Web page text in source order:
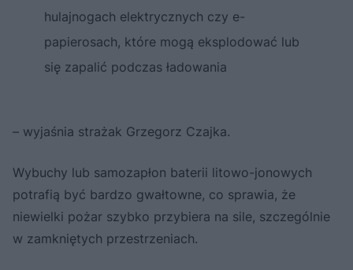
hulajnogach elektrycznych czy e-
papierosach, które mogą eksplodować lub
się zapalić podczas ładowania
– wyjaśnia strażak Grzegorz Czajka.
Wybuchy lub samozapłon baterii litowo-jonowych
potrafią być bardzo gwałtowne, co sprawia, że
niewielki pożar szybko przybiera na sile, szczególnie
w zamkniętych przestrzeniach.